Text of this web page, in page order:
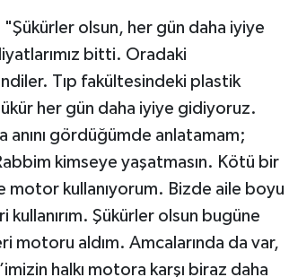
olsun, her gün daha iyiye
bitti. Oradaki
Tıp fakültesindeki plastik
her gün daha iyiye gidiyoruz.
anını gördüğümde anlatamam;
kimseye yaşatmasın. Kötü bir
kullanıyorum. Bizde aile boyu
Şükürler olsun bugüne
motoru aldım. Amcalarında da var,
halkı motora karşı biraz daha